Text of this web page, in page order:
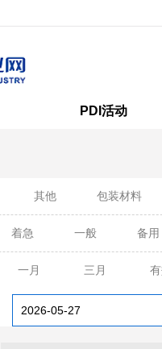
PDI活动
其他 包装材料
着急 一般 备用
一月 三月